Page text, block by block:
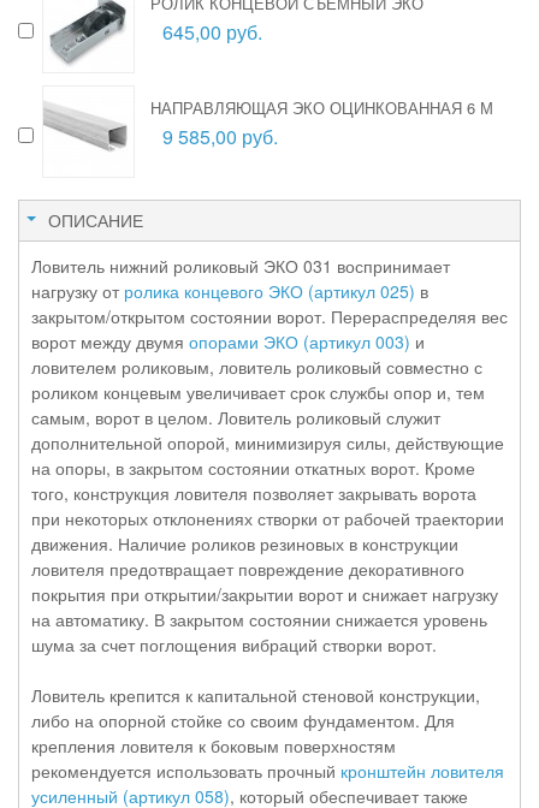
645,00 руб.
НАПРАВЛЯЮЩАЯ ЭКО ОЦИНКОВАННАЯ 6 М
9 585,00 руб.
ОПИСАНИЕ
Ловитель нижний роликовый ЭКО 031 воспринимает
нагрузку от ролика концевого ЭКО (артикул 025) в
закрытом/открытом состоянии ворот. Перераспределяя вес
ворот между двумя опорами ЭКО (артикул 003) и
ловителем роликовым, ловитель роликовый совместно с
роликом концевым увеличивает срок службы опор и, тем
самым, ворот в целом. Ловитель роликовый служит
дополнительной опорой, минимизируя силы, действующие
на опоры, в закрытом состоянии откатных ворот. Кроме
того, конструкция ловителя позволяет закрывать ворота
при некоторых отклонениях створки от рабочей траектории
движения. Наличие роликов резиновых в конструкции
ловителя предотвращает повреждение декоративного
покрытия при открытии/закрытии ворот и снижает нагрузку
на автоматику. В закрытом состоянии снижается уровень
шума за счет поглощения вибраций створки ворот.
Ловитель крепится к капитальной стеновой конструкции,
либо на опорной стойке со своим фундаментом. Для
крепления ловителя к боковым поверхностям
рекомендуется использовать прочный кронштейн ловителя
усиленный (артикул 058), который обеспечивает также